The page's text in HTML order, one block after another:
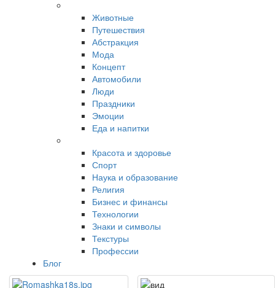
Животные
Путешествия
Абстракция
Мода
Концепт
Автомобили
Люди
Праздники
Эмоции
Еда и напитки
Красота и здоровье
Спорт
Наука и образование
Религия
Бизнес и финансы
Технологии
Знаки и символы
Текстуры
Профессии
Блог